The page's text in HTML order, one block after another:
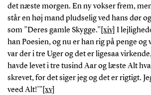
det næste morgen. En ny vokser frem,
står en høj mand pludselig ved hans dør
som ”Deres gamle Skygge.” [xiv] I
han Poesien, og nu er han rig på penge og
var der i tre Uger og det er ligesaa
havde levet i tre tusind Aar og læste Alt
skrevet, for det siger jeg og det er rigtigt.
veed Alt!’” [xv]